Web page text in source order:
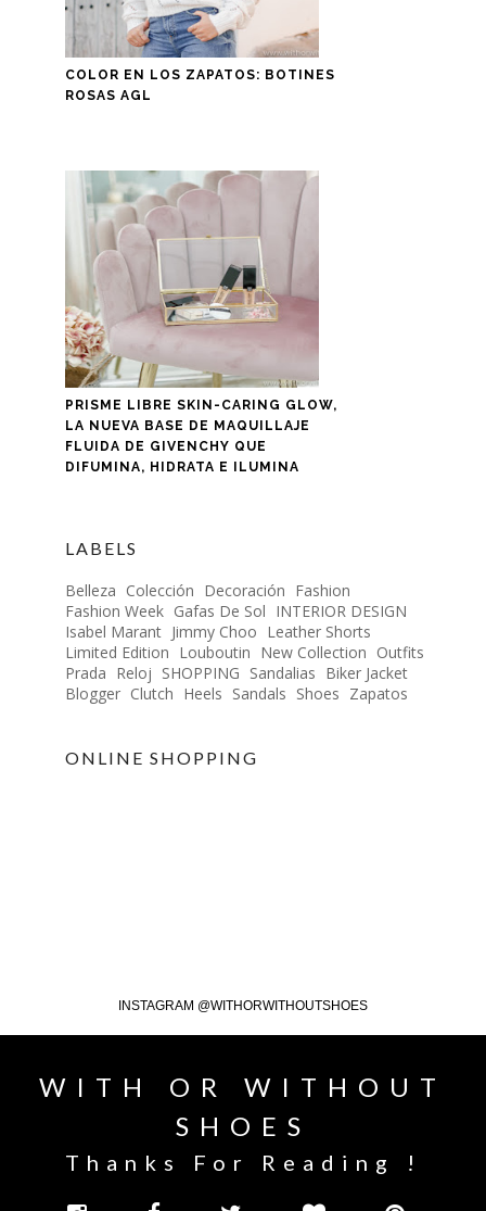
COLOR EN LOS ZAPATOS: BOTINES
ROSAS AGL
PRISME LIBRE SKIN-CARING GLOW,
LA NUEVA BASE DE MAQUILLAJE
FLUIDA DE GIVENCHY QUE
DIFUMINA, HIDRATA E ILUMINA
LABELS
Belleza Colección Decoración Fashion
Fashion Week Gafas De Sol INTERIOR DESIGN
Isabel Marant Jimmy Choo Leather Shorts
Limited Edition Louboutin New Collection Outfits
Prada Reloj SHOPPING Sandalias Biker Jacket
Blogger Clutch Heels Sandals Shoes Zapatos
ONLINE SHOPPING
INSTAGRAM @WITHORWITHOUTSHOES
WITH OR WITHOUT
SHOES
Thanks For Reading !